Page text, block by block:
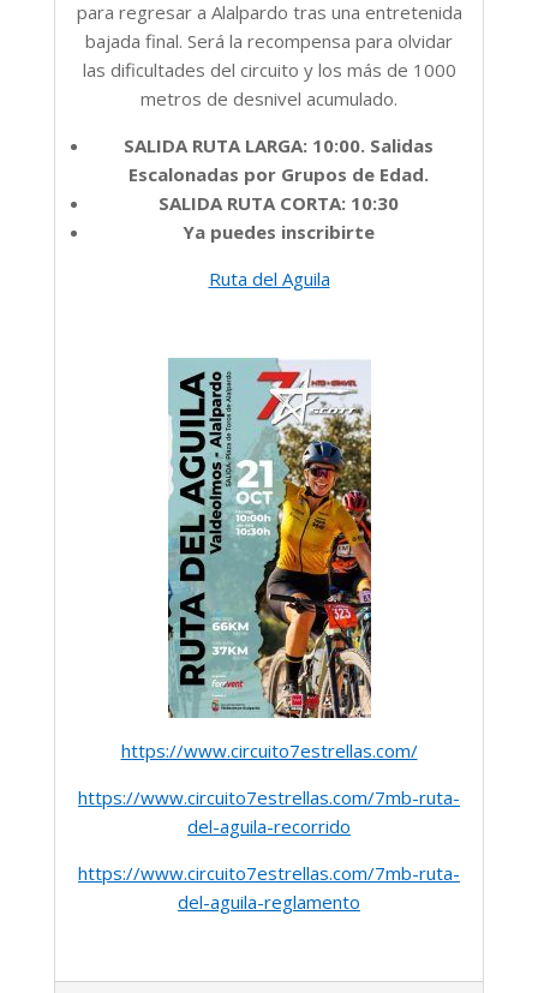
para regresar a Alalpardo tras una entretenida
bajada final. Será la recompensa para olvidar
las dificultades del circuito y los más de 1000
metros de desnivel acumulado.
SALIDA RUTA LARGA: 10:00. Salidas
Escalonadas por Grupos de Edad.
SALIDA RUTA CORTA: 10:30
Ya puedes inscribirte
Ruta del Aguila
https://www.circuito7estrellas.com/
https://www.circuito7estrellas.com/7mb-ruta-
del-aguila-recorrido
https://www.circuito7estrellas.com/7mb-ruta-
del-aguila-reglamento